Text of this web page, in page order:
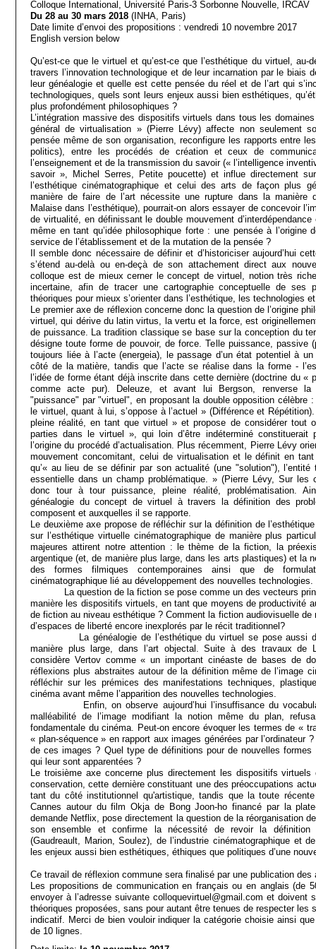
Colloque International, Université Paris-3 Sorbonne Nouvelle, IRCAV
Du 28 au 30 mars 2018 (INHA, Paris)
Date limite d’envoi des propositions : vendredi 10 novembre 2017
English version below
Qu’est-ce que le virtuel et qu’est-ce que l’esthétique du virtuel,
travers l’innovation technologique et de leur incarnation par le biais
leur généalogie et quelle est cette pensée du réel et de l’art qui
technologiques, quels sont leurs enjeux aussi bien esthétiques,
plus profondément philosophiques ?
L’intégration massive des dispositifs virtuels dans tous les
général de virtualisation » (Pierre Lévy) affecte non seulement
pensée même de son organisation, reconfigure les rapports entre
politics), entre les procédés de création et ceux de
l’enseignement et de la transmission du savoir (« l’intelligence
savoir », Michel Serres, Petite poucette) et influe directement
l’esthétique cinématographique et celui des arts de façon plus
manière de faire de l’art nécessite une rupture dans la manière
Malaise dans l’esthétique), pourrait-on alors essayer de concevoir
de virtualité, en définissant le double mouvement
même en tant qu’idée philosophique forte : une pensée à l’origine
service de l’établissement et de la mutation de la pensée ?
Il semble donc nécessaire de définir et d’historiciser aujourd’hui
s’étend au-delà ou en-deçà de son attachement direct aux
colloque est de mieux cerner le concept de virtuel, notion très
incertaine, afin de tracer une cartographie conceptuelle de ses
théoriques pour mieux s’orienter dans l’esthétique, les technologies
Le premier axe de réflexion concerne donc la question de l’origine
virtuel, qui dérive du latin virtus, la vertu et la force, est
de puissance. La tradition classique se base sur la conception du
désigne toute forme de pouvoir, de force. Telle puissance, passive
toujours liée à l’acte (energeia), le passage d’un état potentiel à
côté de la matière, tandis que l’acte se réalise dans la forme -
l’idée de forme étant déjà inscrite dans cette dernière (doctrine du «
comme acte pur). Deleuze, et avant lui Bergson, renverse la
"puissance" par "virtuel", en proposant la double opposition célèbre
le virtuel, quant à lui, s’oppose à l’actuel » (Différence et
pleine réalité, en tant que virtuel » et propose de considérer tout
parties dans le virtuel », qui loin d’être indéterminé constituerait
l’origine du procédé d’actualisation. Plus récemment, Pierre Lévy
mouvement concomitant, celui de virtualisation et le définit en tant
qu’« au lieu de se définir par son actualité (une "solution"),
essentielle dans un champ problématique. » (Pierre Lévy, Sur
donc tour à tour puissance, pleine réalité, problématisation.
généalogie du concept de virtuel à travers la définition des
composent et auxquelles il se rapporte.
Le deuxième axe propose de réfléchir sur la définition de
sur l’esthétique virtuelle cinématographique de manière plus
majeures attirent notre attention : le thème de la fiction, la
argentique (et, de manière plus large, dans les arts plastiques) et la
des formes filmiques contemporaines ainsi que de
cinématographique lié au développement des nouvelles technologies.
La question de la fiction se pose comme un des vecteurs
manière les dispositifs virtuels, en tant que moyens de productivité
de fiction au niveau esthétique ? Comment la fiction audiovisuelle
d’espaces de liberté encore inexplorés par le récit traditionnel?
La généalogie de l’esthétique du virtuel se pose aussi
manière plus large, dans l’art objectal. Suite à des travaux de
considère Vertov comme « un important cinéaste de bases de
réflexions plus abstraites autour de la définition même de l’image
réfléchir sur les prémices des manifestations techniques,
cinéma avant même l’apparition des nouvelles technologies.
Enfin, on observe aujourd’hui l’insuffisance du
malléabilité de l’image modifiant la notion même du plan,
fondamentale du cinéma. Peut-on encore évoquer les termes de «
« plan-séquence » en rapport aux images générées par l’ordinateur
de ces images ? Quel type de définitions pour de nouvelles
qui leur sont apparentées ?
Le troisième axe concerne plus directement les dispositifs
conservation, cette dernière constituant une des préoccupations
tant du côté institutionnel qu'artistique, tandis que la toute
Cannes autour du film Okja de Bong Joon-ho financé par la
demande Netflix, pose directement la question de la réorganisation
son ensemble et confirme la nécessité de revoir la définition
(Gaudreault, Marion, Soulez), de l’industrie cinématographique et
les enjeux aussi bien esthétiques, éthiques que politiques d’une
Ce travail de réflexion commune sera finalisé par une publication des
Les propositions de communication en français ou en anglais (de
envoyer à l’adresse suivante colloquevirtuel@gmail.com et doivent
théoriques proposées, sans pour autant être tenues de respecter les
indicatif. Merci de bien vouloir indiquer la catégorie choisie ainsi
de 10 lignes.